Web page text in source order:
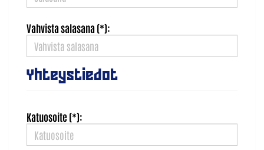
Vahvista salasana (*):
Yhteystiedot
Katuosoite (*):